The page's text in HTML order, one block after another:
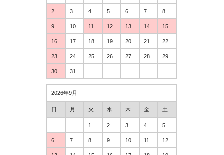
2 3 4 5 6 7 8
9 10 11 12 13 14 15
16 17 18 19 20 21 22
23 24 25 26 27 28 29
30 31
2026年9月
日 月 火 水 木 金 土
1 2 3 4 5
6 7 8 9 10 11 12